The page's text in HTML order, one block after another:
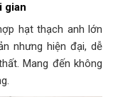
gian
hạt thạch anh lớn
nhưng hiện đại, dễ
Mang đến không